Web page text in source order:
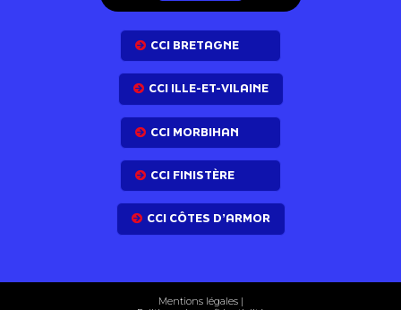
CCI BRETAGNE
CCI ILLE-ET-VILAINE
CCI MORBIHAN
CCI FINISTÈRE
CCI CÔTES D’ARMOR
Mentions légales |